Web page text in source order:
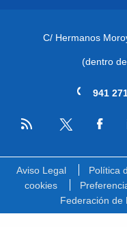
C/ Hermanos
(dentro
941
RSS
Aviso Legal Política
cookies
Federación de